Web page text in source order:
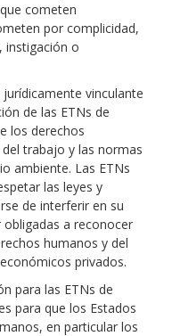
cometen
por complicidad,
instigación o
vinculante
de las ETNs de
los derechos
trabajo y las normas
ambiente. Las ETNs
las leyes y
de interferir en su
a reconocer
humanos y del
privados.
para las ETNs de
para que los Estados
en particular los